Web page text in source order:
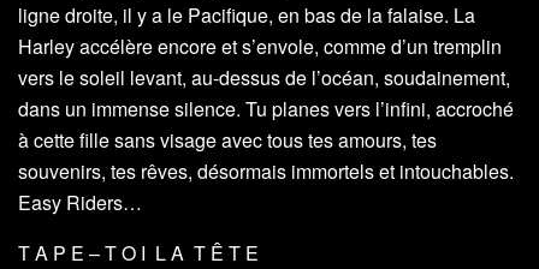
ligne droite, il y a le Pacifique, en bas de la falaise. La
Harley accélère encore et s’envole, comme d’un tremplin
vers le soleil levant, au-dessus de l’océan, soudainement,
dans un immense silence. Tu planes vers l’infini, accroché
à cette fille sans visage avec tous tes amours, tes
souvenirs, tes rêves, désormais immortels et intouchables.
Easy Riders…
T A P E – T O I L A T Ê T E